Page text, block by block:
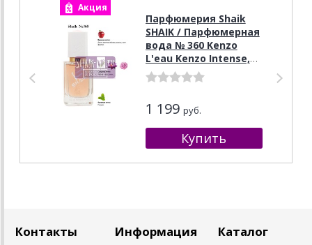
Акция
Парфюмерия Shaik
SHAIK / Парфюмерная
вода № 360 Kenzo
L'eau Kenzo Intense,
50 мл.
1 199 руб.
Контакты Информация Каталог